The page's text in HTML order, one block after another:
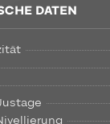
DATEN